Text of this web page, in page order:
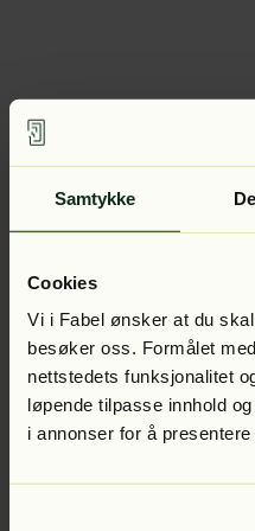
Samtykke
Cookies
Vi i Fabel ønsker at du
besøker oss. Formålet
nettstedets funksjonalitet
løpende tilpasse innhold
i annonser for å